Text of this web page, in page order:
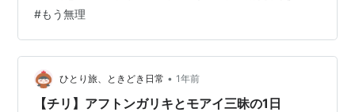
う２週間がたったんですね早ッwww 残念ながら５冊借り
てうち１冊は読み終えられず。 また別の機会に改めて借
りようと思います🎵 ichiko-ichie2.hatenablog.com 初読
みの作家さん３人は読み終えました٩(｡￫∀￩｡)۶ チャンス
があれば他の著作も読…
#もう無理
ひとり旅、ときどき日常 • 1年前
【チリ】アフトンガリキとモアイ三昧の1日